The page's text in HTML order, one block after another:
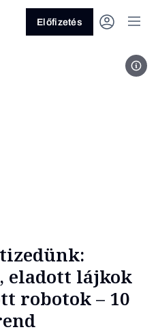
Előfizetés
eladott lájkok
robotok – 10